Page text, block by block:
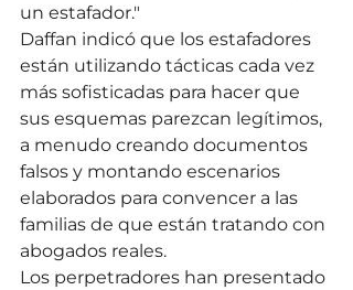
un estafador."
Daffan indicó que los estafadores
están utilizando tácticas cada vez
más sofisticadas para hacer que
sus esquemas parezcan legítimos,
a menudo creando documentos
falsos y montando escenarios
elaborados para convencer a las
familias de que están tratando con
abogados reales.
Los perpetradores han presentado